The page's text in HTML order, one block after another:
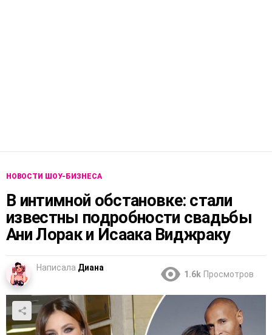
НОВОСТИ ШОУ-БИЗНЕСА
В интимной обстановке: стали
известны подробности свадьбы
Ани Лорак и Исаака Виджраку
Написала Диана
1.6k Просмотров